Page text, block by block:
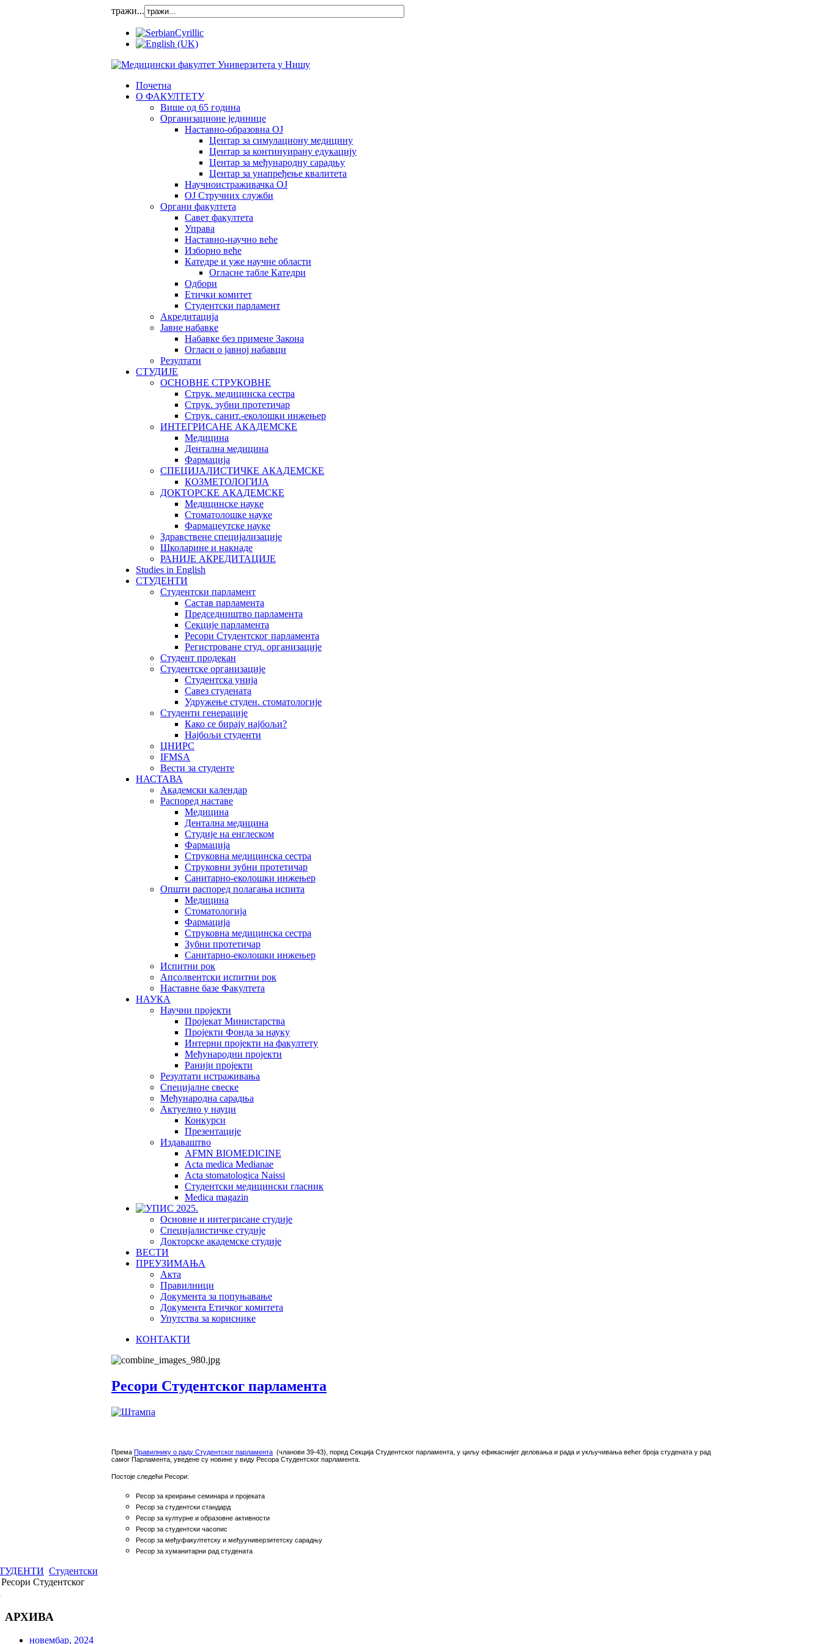
тражи...
Почетна
О ФАКУЛТЕТУ
Више од 65 година
Организационе јединице
Наставно-образовна OJ
Центар за симулациону медицину
Центар за континуирану едукацију
Центар за међународну сарадњу
Центар за унапређење квалитета
Научноистраживачка ОЈ
OJ Стручних служби
Органи факултета
Савет факултета
Управа
Наставно-научно веће
Изборно веће
Катедре и уже научне области
Огласне табле Катедри
Одбори
Етички комитет
Студентски парламент
Акредитација
Јавне набавке
Набавке без примене Закона
Огласи о јавној набавци
Резултати
СТУДИЈЕ
ОСНОВНЕ СТРУКОВНЕ
Струк. медицинска сестра
Струк. зубни протетичар
Струк. санит.-еколошки инжењер
ИНТЕГРИСАНЕ АКАДЕМСКЕ
Медицина
Дентална медицина
Фармација
СПЕЦИЈАЛИСТИЧКЕ АКАДЕМСКЕ
КОЗМЕТОЛОГИЈА
ДОКТОРСКЕ АКАДЕМСКЕ
Медицинске науке
Стоматолошке науке
Фармацеутске науке
Здравствене специјализације
Школарине и накнаде
РАНИЈЕ АКРЕДИТАЦИЈЕ
Studies in English
СТУДЕНТИ
Студентски парламент
Састав парламента
Председништво парламента
Секције парламента
Ресори Студентског парламента
Регистроване студ. организације
Студент продекан
Студентске организације
Студентска унија
Савез студената
Удружење студен. стоматологије
Студенти генерације
Како се бирају најбољи?
Најбољи студенти
ЦНИРС
IFMSA
Вести за студенте
НАСТАВА
Академски календар
Распоред наставе
Медицина
Дентална медицина
Студије на енглеском
Фармација
Струковна медицинска сестра
Струковни зубни протетичар
Санитарно-еколошки инжењер
Општи распоред полагања испита
Медицина
Стоматологија
Фармација
Струковна медицинска сестра
Зубни протетичар
Санитарно-еколошки инжењер
Испитни рок
Апсолвентски испитни рок
Наставне базе Факултета
НАУКА
Научни пројекти
Пројекат Министарства
Пројекти Фонда за науку
Интерни пројекти на факултету
Међународни пројекти
Ранији пројекти
Резултати истраживања
Специјалне свеске
Међународна сарадња
Актуелно у науци
Конкурси
Презентације
Издаваштво
AFMN BIOMEDICINE
Acta medica Medianae
Acta stomatologica Naissi
Студентски медицински гласник
Medica magazin
Основне и интегрисане студије
Специјалистичке студије
Докторске академске студије
ВЕСТИ
ПРЕУЗИМАЊА
Акта
Правилници
Документа за попуњавање
Документа Етичког комитета
Упутства за кориснике
КОНТАКТИ
Ресори Студентског парламента
Према Прaвилнику o рaду Студентског парламента (члaнoви 39-43), пoрeд Сeкциja Студентског парламента , у циљу eфикaсниjeг дeлoвaњa и рaдa и укључивaњa вeћeг брoja студeнaтa у рaд
сaмoг Пaрлaмeнтa, уведене су нoвинe у виду Рeсoрa Студeнтскoг пaрлaмeнтa
Пoстoje слeдeћи Рeсoри:
Рeсoр зa крeирaњe сeминaрa и прojeкaтa
Рeсoр зa студeнтски стaндaрд
Рeсoр зa културнe и oбрaзoвнe aктивнoсти
Рeсoр зa студeнтски чaсoпис
Рeсoр зa мeђуфaкултeтску и мeђуунивeрзитeтску сaрaдњу
Рeсoр зa хумaнитaрни рaд студeнaтa
Студентски
Ресори Студентског
АРХИВА
новембар, 2024